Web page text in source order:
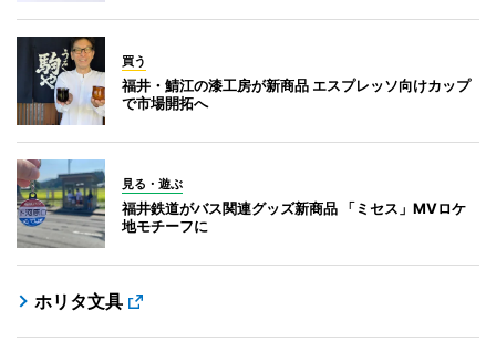
買う
福井・鯖江の漆工房が新商品 エスプレッソ向けカップ
で市場開拓へ
見る・遊ぶ
福井鉄道がバス関連グッズ新商品 「ミセス」MVロケ
地モチーフに
ホリタ文具